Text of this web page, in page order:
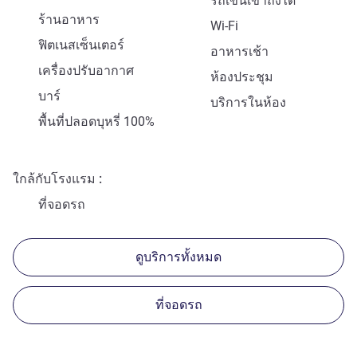
ร้านอาหาร
ฟิตเนสเซ็นเตอร์
Wi-Fi
เครื่องปรับอากาศ
อาหารเช้า
บาร์
ห้องประชุม
พื้นที่ปลอดบุหรี่ 100%
บริการในห้อง
ใกล้กับโรงแรม
ที่จอดรถ
ดูบริการทั้งหมด
ที่จอดรถ